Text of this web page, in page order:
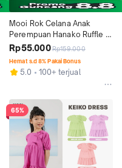
Mooi Rok Celana Anak
Perempuan Hanako Ruffle
Skort
Rp55.000Rp159.000
Hemat s.d 8% Pakai Bonus
5.0 100+ terjual
65%